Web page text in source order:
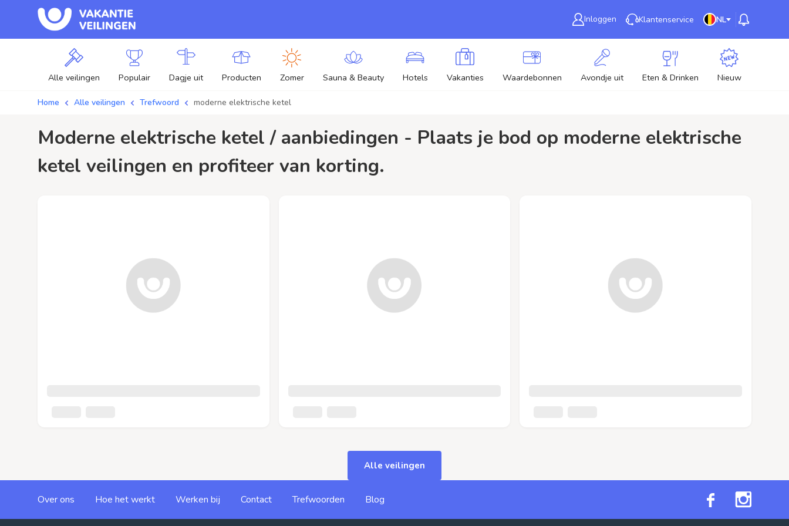
Inloggen Klantenservice NL
Alle veilingen Populair Dagje uit Producten Zomer Sauna & Beauty Hotels Vakanties Waardebonnen Avondje uit Eten & Drinken Nieuw
Home Alle veilingen Trefwoord moderne elektrische ketel
moderne elektrische ketel / aanbiedingen - Plaats je bod op moderne elektrische
ketel veilingen en profiteer van korting.
Alle veilingen
Over ons Hoe het werkt Werken bij Contact Trefwoorden Blog